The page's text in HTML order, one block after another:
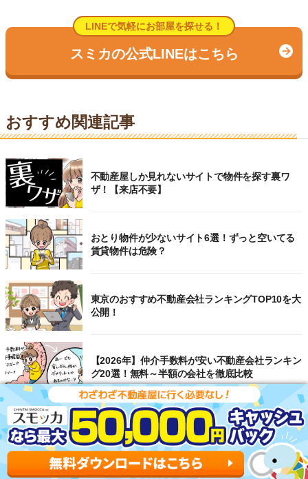
LINEで気軽にお部屋を探せる！
スミカの公式LINEはこちら
おすすめ関連記事
不動産屋しか見れないサイトで物件を探す裏ワ
ザ！【来店不要】
おとり物件が少ないサイト6選！ずっと空いてる
賃貸物件は危険？
東京のおすすめ不動産会社ランキングTOP10を大
公開！
【2026年】仲介手数料が安い不動産会社ランキン
グ20選！無料～半額の会社を徹底比較
選ばないほうがいい賃貸物件をプロ視点で解説！
避けるべき間取りTOP7も公開